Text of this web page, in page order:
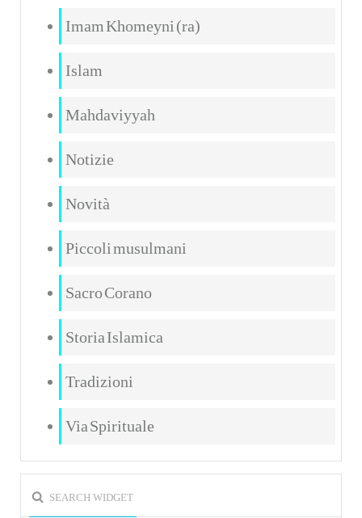
Imam Khomeyni (ra)
Islam
Mahdaviyyah
Notizie
Novità
Piccoli musulmani
Sacro Corano
Storia Islamica
Tradizioni
Via Spirituale
SEARCH WIDGET